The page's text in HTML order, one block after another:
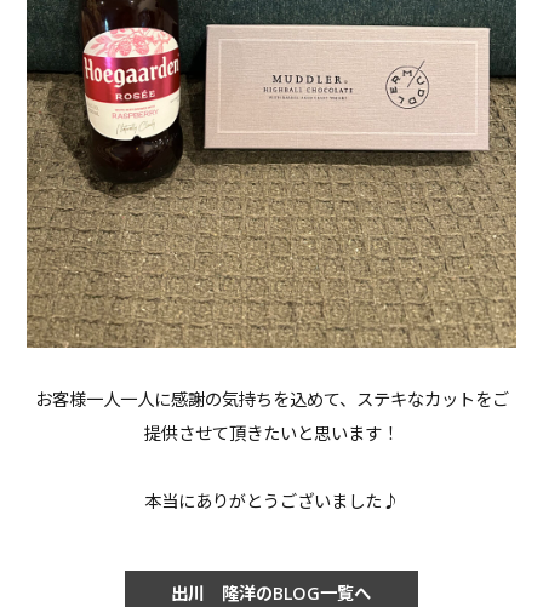
お客様一人一人に感謝の気持ちを込めて、ステキなカットをご
提供させて頂きたいと思います！
本当にありがとうございました♪
出川 隆洋のBLOG一覧へ